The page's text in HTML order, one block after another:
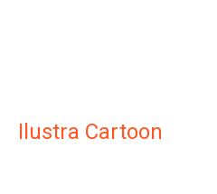
Ilustra Cartoon